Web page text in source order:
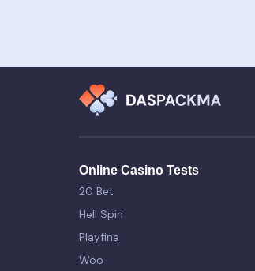
Online Casino Tests
20 Bet
Hell Spin
Playfina
Woo